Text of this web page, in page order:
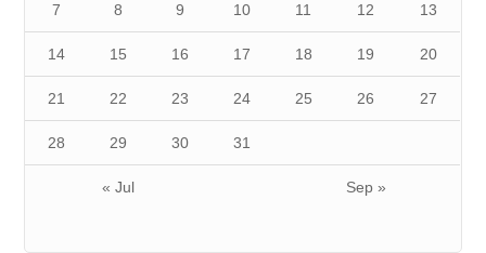
« Jul Sep »
7 8 9 10 11 12 13
14 15 16 17 18 19 20
21 22 23 24 25 26 27
28 29 30 31